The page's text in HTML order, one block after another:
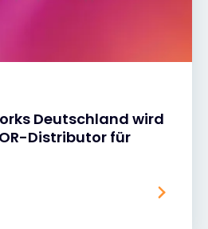
Deutschland wird
Distributor für